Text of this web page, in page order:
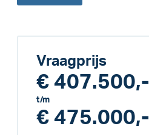
Vraagprijs
€ 407.500,-
t/m
€ 475.000,-